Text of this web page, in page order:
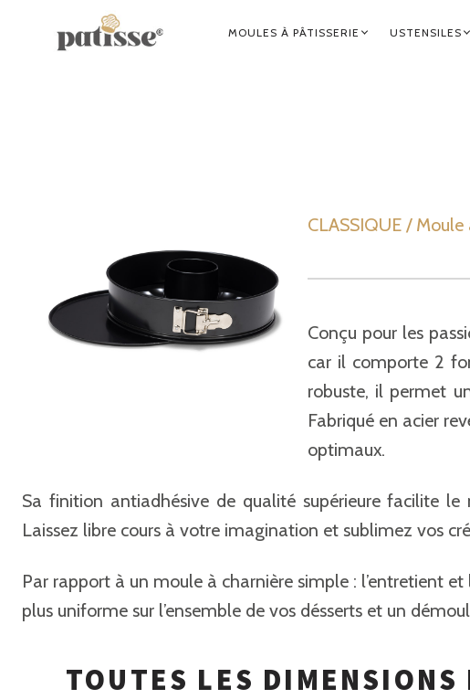
NAVIGATION
MOULES À PÂTISSERIE USTENSILES
CLASSIQUE /
Conçu pour les
car il comporte 2
robuste, il permet
Fabriqué en acier
optimaux.
Sa finition antiadhésive de qualité supérieure facilite
Laissez libre cours à votre imagination et sublimez vos
Par rapport à un moule à charnière simple : l’entretient
plus uniforme sur l’ensemble de vos désserts et un
TOUTES LES DIMENSIONS